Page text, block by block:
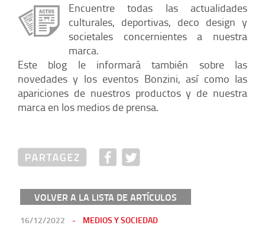
Encuentre todas las actualidades
culturales, deportivas, deco design y
societales concernientes a nuestra
marca.
Este blog le informará también sobre las
novedades y los eventos Bonzini, así como las
apariciones de nuestros productos y de nuestra
marca en los medios de prensa.
VOLVER A LA LISTA DE ARTÍCULOS
PUBLICADO
16/12/2022 MEDIOS Y SOCIEDAD